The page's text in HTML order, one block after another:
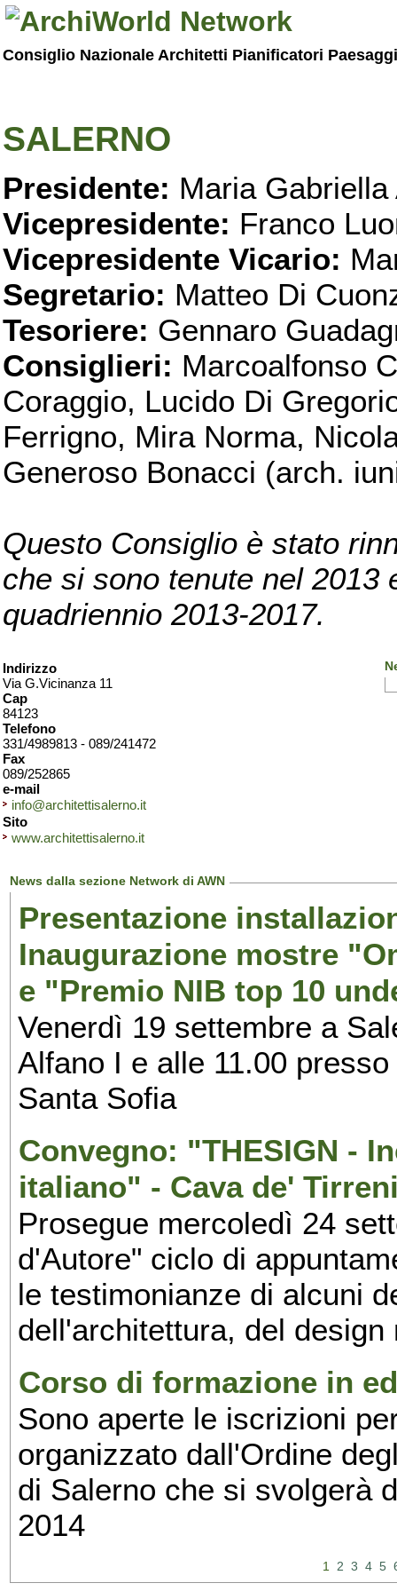
Consiglio Nazionale Architetti Pianificatori
SALERNO
Presidente: Maria Gabriella
Vicepresidente: Franco
Vicepresidente Vicario:
Segretario: Matteo Di
Tesoriere: Gennaro
Consiglieri: Marcoalfonso
Coraggio, Lucido Di
Ferrigno, Mira Norma,
Generoso Bonacci (arch.
Questo Consiglio è stato
che si sono tenute nel 2013
quadriennio 2013-2017.
Indirizzo
Via G.Vicinanza 11
Cap
84123
Telefono
331/4989813 - 089/241472
Fax
089/252865
e-mail
info@architettisalerno.it
Sito
www.architettisalerno.it
News dalla sezione Network di AWN
Presentazione
Inaugurazione mostre
e "Premio NIB top 10
Venerdì 19 settembre a
Alfano I e alle 11.00
Santa Sofia
Convegno: "THESIGN -
italiano" - Cava de'
Prosegue mercoledì 24
d'Autore" ciclo di
le testimonianze di alcuni
dell'architettura, del
Corso di formazione in
Sono aperte le iscrizioni
organizzato dall'Ordine
di Salerno che si svolgerà
2014
1 2 3 4 5